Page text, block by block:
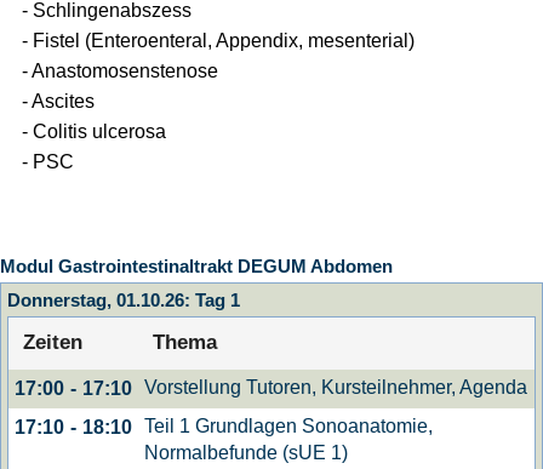
- Schlingenabszess
- Fistel (Enteroenteral, Appendix, mesenterial)
- Anastomosenstenose
- Ascites
- Colitis ulcerosa
- PSC
Modul Gastrointestinaltrakt DEGUM Abdomen
Donnerstag, 01.10.26: Tag 1
Zeiten Thema
17:00 - 17:10 Vorstellung Tutoren, Kursteilnehmer, Agenda
17:10 - 18:10 Teil 1 Grundlagen Sonoanatomie,
Normalbefunde (sUE 1)